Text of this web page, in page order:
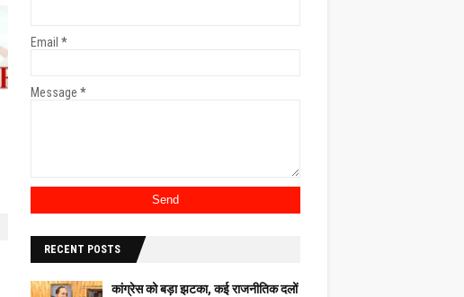
Email *
Message *
RECENT POSTS
कांग्रेस को बड़ा झटका, कई राजनीतिक दलों